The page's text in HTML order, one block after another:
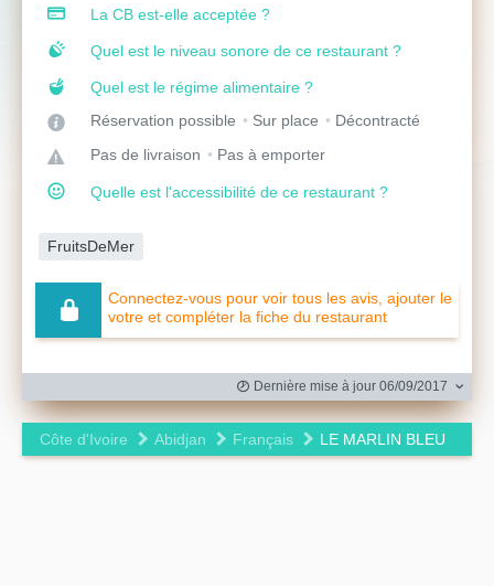
La CB est-elle acceptée ?
Quel est le niveau sonore de ce restaurant ?
Quel est le régime alimentaire ?
Réservation possible
Sur place
Décontracté
Pas de livraison
Pas à emporter
Quelle est l'accessibilité de ce restaurant ?
FruitsDeMer
Connectez-vous pour voir tous les avis, ajouter le
votre et compléter la fiche du restaurant
Dernière mise à jour 06/09/2017
Côte d'Ivoire Abidjan Français LE MARLIN BLEU